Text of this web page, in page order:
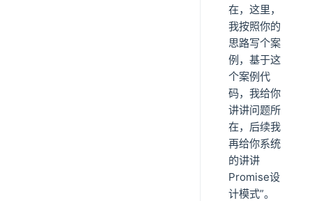
在，这里，
我按照你的
思路写个案
例，基于这
个案例代
码，我给你
讲讲问题所
在，后续我
再给你系统
的讲讲
Promise设
计模式”。